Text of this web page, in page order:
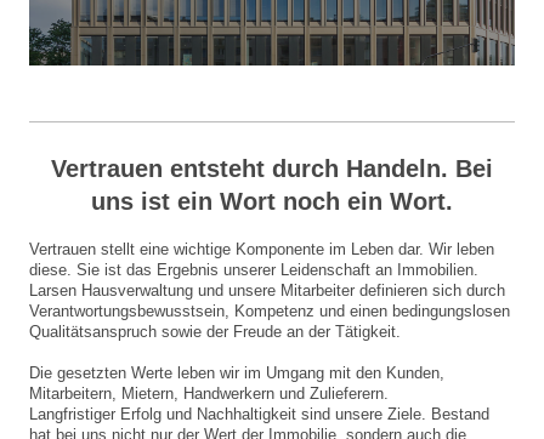
Vertrauen entsteht durch Handeln. Bei
uns ist ein Wort noch ein Wort.
Vertrauen stellt eine wichtige Komponente im Leben dar. Wir leben
diese. Sie ist das Ergebnis unserer Leidenschaft an Immobilien.
Larsen Hausverwaltung und unsere Mitarbeiter definieren sich durch
Verantwortungsbewusstsein, Kompetenz und einen bedingungslosen
Qualitätsanspruch sowie der Freude an der Tätigkeit.
Die gesetzten Werte leben wir im Umgang mit den Kunden,
Mitarbeitern, Mietern, Handwerkern und Zulieferern.
Langfristiger Erfolg und Nachhaltigkeit sind unsere Ziele. Bestand
hat bei uns nicht nur der Wert der Immobilie, sondern auch die